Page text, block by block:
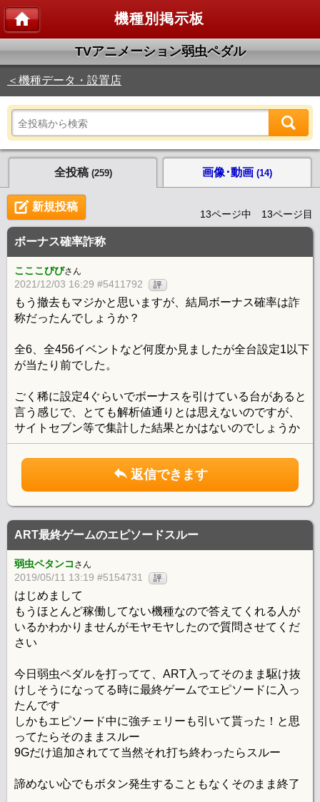
機種別掲示板
TVアニメーション弱虫ペダル
＜機種データ・設置店
全投稿 (259) 画像･動画 (14)
新規投稿
13ページ中 13ページ目
ボーナス確率詐称
こここびびさん
2021/12/03 16:29 #5411792 評
もう撤去もマジかと思いますが、結局ボーナス確率は詐
称だったんでしょうか？
全6、全456イベントなど何度か見ましたが全台設定1以下
が当たり前でした。
ごく稀に設定4ぐらいでボーナスを引けている台があると
言う感じで、とても解析値通りとは思えないのですが、
サイトセブン等で集計した結果とかはないのでしょうか
返信できます
ART最終ゲームのエピソードスルー
弱虫ペタンコ さん
2019/05/11 13:19 #5154731 評
はじめまして
もうほとんど稼働してない機種なので答えてくれる人が
いるかわかりませんがモヤモヤしたので質問させてくだ
さい
今日弱虫ペダルを打ってて、ART入ってそのまま駆け抜
けしそうになってる時に最終ゲームでエピソードに入っ
たんです
しかもエピソード中に強チェリーも引いて貰った！と思
ってたらそのままスルー
9Gだけ追加されてて当然それ打ち終わったらスルー
諦めない心でもボタン発生することもなくそのまま終了